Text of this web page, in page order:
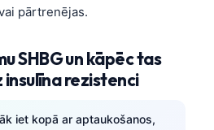
pārtrenējas.
SHBG un kāpēc tas
insulīna rezistenci
iet kopā ar aptaukošanos,